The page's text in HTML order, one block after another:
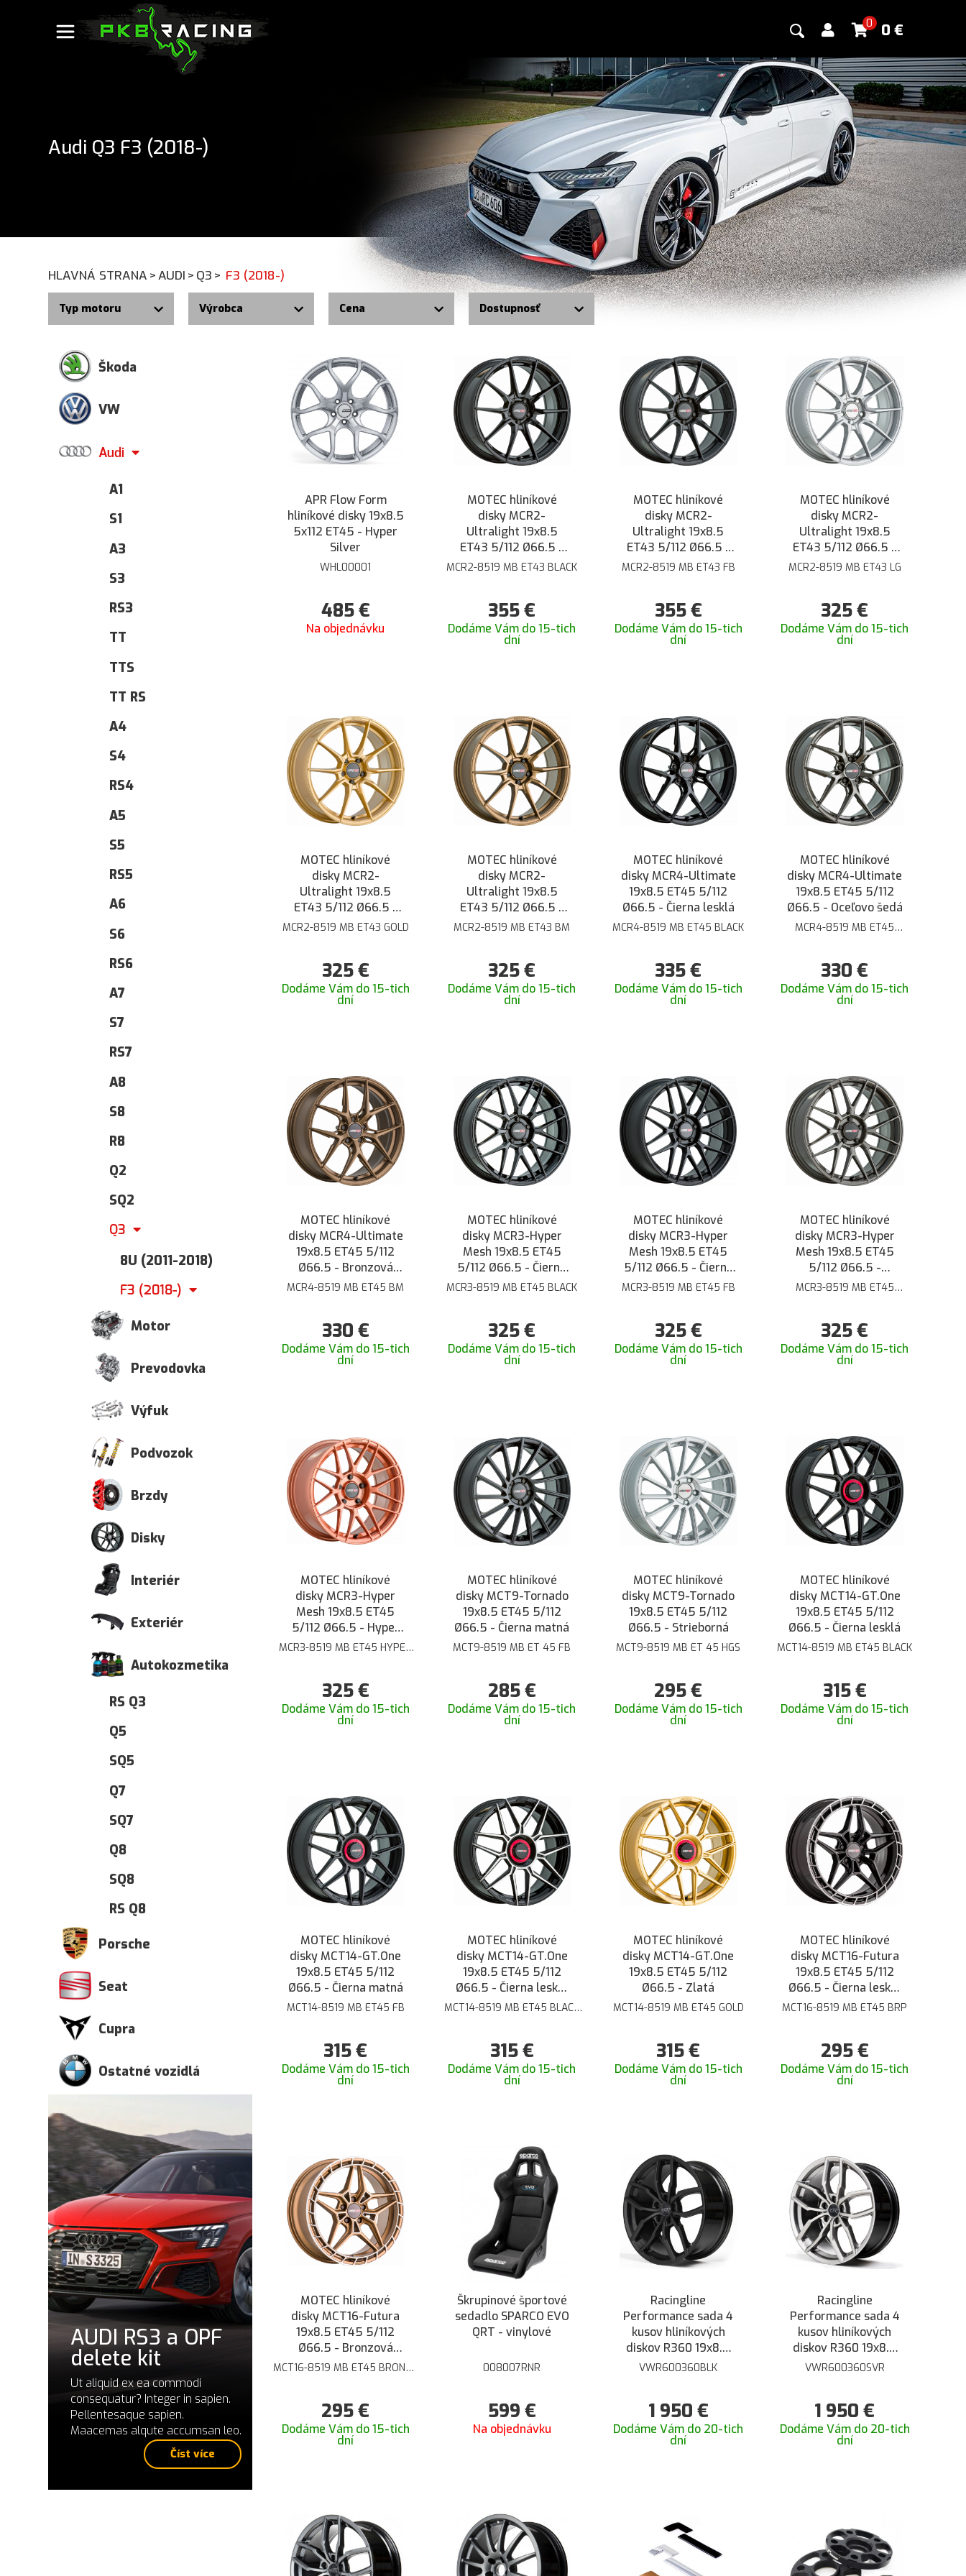
0 0 €
Audi Q3 F3 (2018-)
HLAVNÁ STRANA >AUDI > Q3 > F3 (2018-)
Typ motoru Výrobca Cena Dostupnosť
Škoda
VW
Audi
A1
S1
A3
S3
RS3
TT
TTS
TT RS
A4
S4
RS4
A5
S5
RS5
A6
S6
RS6
A7
S7
RS7
A8
S8
R8
Q2
SQ2
Q3
8U (2011-2018)
F3 (2018-)
Motor
Prevodovka
Výfuk
Podvozok
Brzdy
Disky
Interiér
Exteriér
Autokozmetika
RS Q3
Q5
SQ5
Q7
SQ7
Q8
SQ8
RS Q8
Porsche
Seat
Cupra
Ostatné vozidlá
AUDI RS3 a OPF
delete kit
Ut aliquid ex ea commodi
consequatur? Integer in sapien.
Pellentesaque sapien.
Maacemas alqute accumsan leo.
Číst více
APR Flow Form
hliníkové disky 19x8.5
5x112 ET45 - Hyper
Silver
WHL00001
485€
Na objednávku
MOTEC hliníkové
disky MCR2-
Ultralight 19x8.5
ET43 5/112 Ø66.5 -
Čierna lesklá
MCR2-8519 MB ET43 BLACK
355€
Dodáme Vám do 15-tich
dní
MOTEC hliníkové
disky MCR2-
Ultralight 19x8.5
ET43 5/112 Ø66.5 -
Čierna matná
MCR2-8519 MB ET43 FB
355€
Dodáme Vám do 15-tich
dní
MOTEC hliníkové
disky MCR2-
Ultralight 19x8.5
ET43 5/112 Ø66.5 -
Strieborná
MCR2-8519 MB ET43 LG
325€
Dodáme Vám do 15-tich
dní
MOTEC hliníkové
disky MCR2-
Ultralight 19x8.5
ET43 5/112 Ø66.5 -
Zlatá
MCR2-8519 MB ET43 GOLD
325€
Dodáme Vám do 15-tich
dní
MOTEC hliníkové
disky MCR2-
Ultralight 19x8.5
ET43 5/112 Ø66.5 -
Bronzová matná
MCR2-8519 MB ET43 BM
325€
Dodáme Vám do 15-tich
dní
MOTEC hliníkové
disky MCR4-Ultimate
19x8.5 ET45 5/112
Ø66.5 - Čierna lesklá
MCR4-8519 MB ET45 BLACK
335€
Dodáme Vám do 15-tich
dní
MOTEC hliníkové
disky MCR4-Ultimate
19x8.5 ET45 5/112
Ø66.5 - Oceľovo šedá
MCR4-8519 MB ET45
330€
Dodáme Vám do 15-tich
dní
MOTEC hliníkové
disky MCR4-Ultimate
19x8.5 ET45 5/112
Ø66.5 - Bronzová
matná
MCR4-8519 MB ET45 BM
330 €
Dodáme Vám do 15-tich
dní
MOTEC hliníkové
disky MCR3-Hyper
Mesh 19x8.5 ET45
5/112 Ø66.5 - Čierna
lesklá
MCR3-8519 MB ET45 BLACK
325€
Dodáme Vám do 15-tich
dní
MOTEC hliníkové
disky MCR3-Hyper
Mesh 19x8.5 ET45
5/112 Ø66.5 - Čierna
matná
MCR3-8519 MB ET45 FB
325€
Dodáme Vám do 15-tich
dní
MOTEC hliníkové
disky MCR3-Hyper
Mesh 19x8.5 ET45
5/112 Ø66.5 -
Oceľovo šedá
MCR3-8519 MB ET45
325€
Dodáme Vám do 15-tich
dní
MOTEC hliníkové
disky MCR3-Hyper
Mesh 19x8.5 ET45
5/112 Ø66.5 - Hyper
ceramic
MCR3-8519 MB ET45 HYPER
325€
Dodáme Vám do 15-tich
dní
MOTEC hliníkové
disky MCT9-Tornado
19x8.5 ET45 5/112
Ø66.5 - Čierna matná
MCT9-8519 MB ET 45 FB
285€
Dodáme Vám do 15-tich
dní
MOTEC hliníkové
disky MCT9-Tornado
19x8.5 ET45 5/112
Ø66.5 - Strieborná
MCT9-8519 MB ET 45 HGS
295€
Dodáme Vám do 15-tich
dní
MOTEC hliníkové
disky MCT14-GT.One
19x8.5 ET45 5/112
Ø66.5 - Čierna lesklá
MCT14-8519 MB ET45 BLACK
315€
Dodáme Vám do 15-tich
dní
MOTEC hliníkové
disky MCT14-GT.One
19x8.5 ET45 5/112
Ø66.5 - Čierna matná
MCT14-8519 MB ET45 FB
315€
Dodáme Vám do 15-tich
dní
MOTEC hliníkové
disky MCT14-GT.One
19x8.5 ET45 5/112
Ø66.5 - Čierna lesklá
brúsená
MCT14-8519 MB ET45 BLACK
315€
Dodáme Vám do 15-tich
dní
MOTEC hliníkové
disky MCT14-GT.One
19x8.5 ET45 5/112
Ø66.5 - Zlatá
MCT14-8519 MB ET45 GOLD
315€
Dodáme Vám do 15-tich
dní
MOTEC hliníkové
disky MCT16-Futura
19x8.5 ET45 5/112
Ø66.5 - Čierna lesklá
brúsená
MCT16-8519 MB ET45 BRP
295€
Dodáme Vám do 15-tich
dní
MOTEC hliníkové
disky MCT16-Futura
19x8.5 ET45 5/112
Ø66.5 - Bronzová
matná brúsená
MCT16-8519 MB ET45 BRONZE
295€
Dodáme Vám do 15-tich
dní
Škrupinové športové
sedadlo SPARCO EVO
QRT - vinylové
008007RNR
599 €
Na objednávku
Racingline
Performance sada 4
kusov hliníkových
diskov R360 19x8.5
ET44 5/112 - Čierna
VWR600360BLK
1 950 €
Dodáme Vám do 20-tich
dní
Racingline
Performance sada 4
kusov hliníkových
diskov R360 19x8.5
ET44 5/112 - Lesklá
VWR600360SVR
1 950€
Dodáme Vám do 20-tich
dní